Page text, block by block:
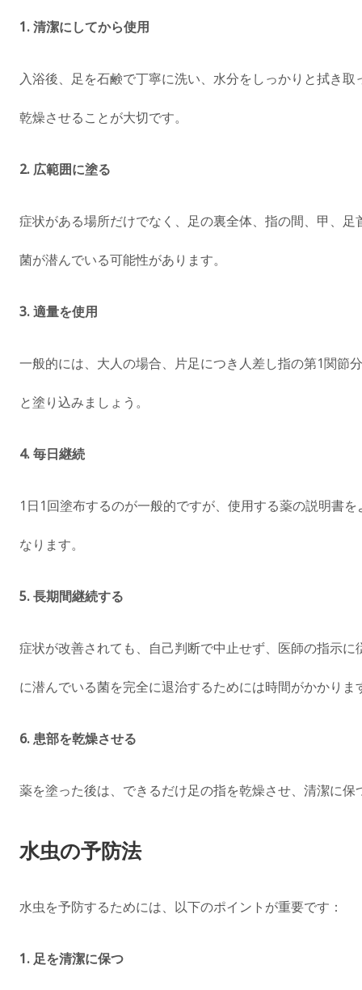
1.清潔にしてから使用
入浴後、足を石鹸で丁寧に洗い、水分をしっかりと拭き
乾燥させることが大切です。
2. 広範囲に塗る
症状がある場所だけでなく、足の裏全体、指の間、甲、
菌が潜んでいる可能性があります。
3.適量を使用
一般的には、大人の場合、片足につき人差し指の第1関節
と塗り込みましょう。
4.毎日継続
1日1回塗布するのが一般的ですが、使用する薬の説明書
なります。
5.長期間継続する
症状が改善されても、自己判断で中止せず、医師の指示
に潜んでいる菌を完全に退治するためには時間がかかりま
6.患部を乾燥させる
薬を塗った後は、できるだけ足の指を乾燥させ、清潔に保
水虫の予防法
水虫を予防するためには、以下のポイントが重要です：
1. 足を清潔に保つ